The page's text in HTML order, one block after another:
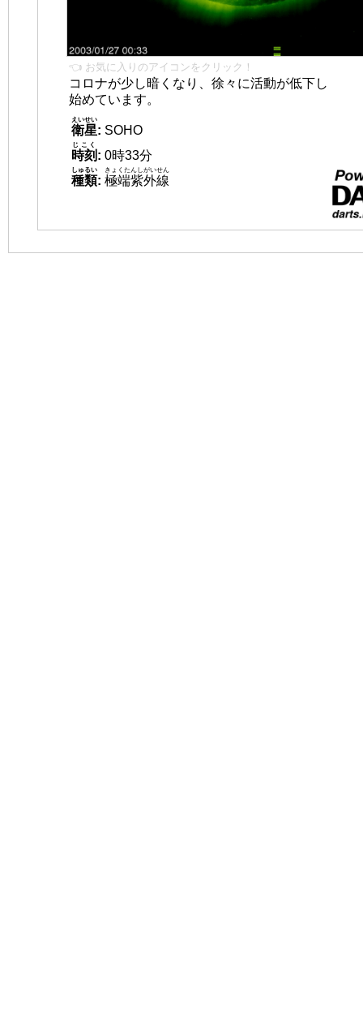
👈 お気に入りのアイコンをクリック！
コロナが少し暗くなり、徐々に活動が低下し
始めています。
衛星
えいせい
: SOHO
時刻
じこく
: 0時33分
種類
しゅるい
: 極端紫外線
きょくたんしがいせん